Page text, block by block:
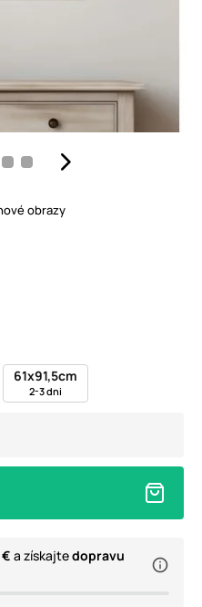
obrazy
61x91,5cm
2-3 dni
a získajtedopravu